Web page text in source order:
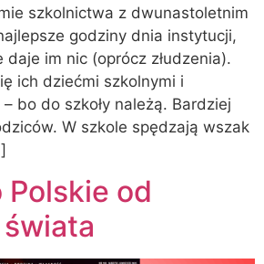
szkolnictwa z dwunastoletnim
godziny dnia instytucji,
im nic (oprócz złudzenia).
ich dziećmi szkolnymi i
bo do szkoły należą. Bardziej
W szkole spędzają wszak
od
świata